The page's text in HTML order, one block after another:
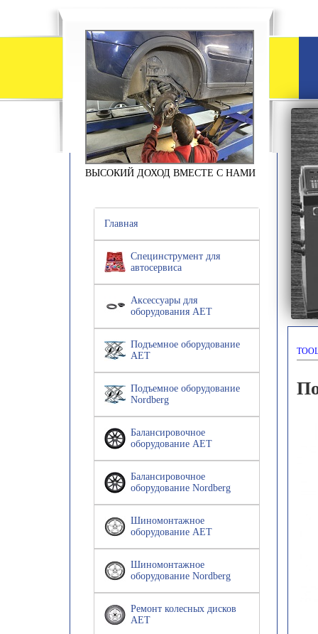
ВЫСОКИЙ ДОХОД ВМЕСТЕ С НАМИ
Главная
Специнструмент для
автосервиса
Аксессуары для
оборудования АЕТ
Подъемное оборудование
AET
Подъемное оборудование
Nordberg
Балансировочное
оборудование AET
Балансировочное
оборудование Nordberg
Шиномонтажное
оборудование AET
Шиномонтажное
оборудование Nordberg
Ремонт колесных дисков
AET